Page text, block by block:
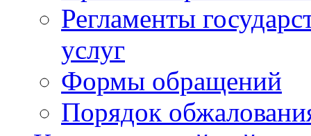
Регламенты
услуг
Формы обращений
Порядок